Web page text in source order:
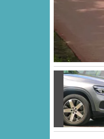
Vorige